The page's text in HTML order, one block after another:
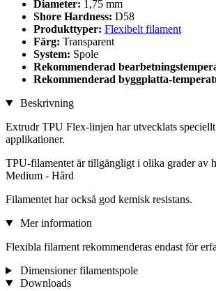
Diameter: 1,75 mm
Shore Hardness: D58
Produkttyper: Flexibelt filament
Färg: Transparent
System: Spole
Rekommenderad
Rekommenderad byggplatta-
Beskrivning
Extrudr TPU Flex-linjen har utvecklats
applikationer.
TPU-filamentet är tillgängligt i olika grader av
Medium - Hård
Filamentet har också god kemisk resistans.
Mer information
Flexibla filament rekommenderas endast för
Dimensioner filamentspole
Downloads